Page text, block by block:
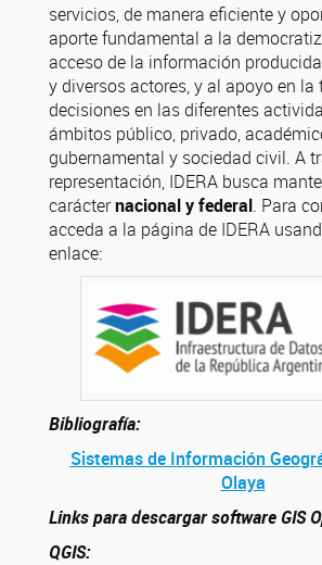
servicios, de manera eficiente y
aporte fundamental a la
acceso de la información
y diversos actores, y al apoyo en la
decisiones en las diferentes
ámbitos público, privado,
gubernamental y sociedad civil. A
representación, IDERA busca
carácternacional y federal. Para
acceda a la página de IDERA
enlace:
Bibliografía:
Sistemas de Información
Olaya
Links para descargar software GIS
QGIS: